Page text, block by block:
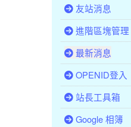
友站消息
進階區塊管理
最新消息
OPENID登入
站長工具箱
Google 相簿